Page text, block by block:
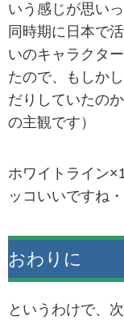
いう感じが思い
同時期に日本で
いのキャラクタ
たので、もしか
だりしていたの
の主観です）
ホワイトライン
ッコいいですね・
おわりに
というわけで、